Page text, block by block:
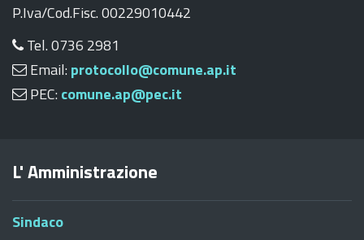
P.Iva/Cod.Fisc. 00229010442
Tel. 0736 2981
Email: protocollo@comune.ap.it
PEC: comune.ap@pec.it
L' Amministrazione
Sindaco